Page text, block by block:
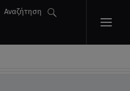
Αναζήτηση